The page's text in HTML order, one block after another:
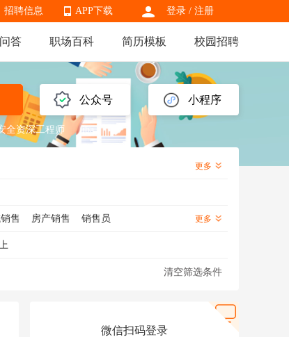
登录 / 注册
APP下载
APP下载
招聘信息
答 职场百科 简历模板 校园招聘
公众号 小程序
全资深工程师 iba
更多
售 房产销售
销售员
信用卡销售
更多
清空筛选条件
微信扫码登录